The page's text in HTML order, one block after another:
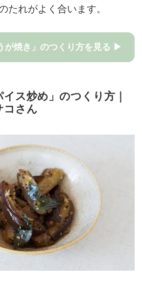
たれがよく合います。
が焼き」のつくり方を見る ▶
イス炒め」のつくり方｜
コさん